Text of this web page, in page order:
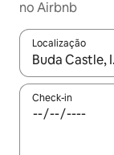
no Airbnb
Localização
Quando os
Check-in